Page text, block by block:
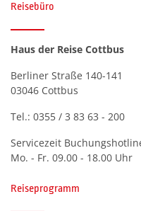
Reisebüro
Haus der Reise Cottbus
Berliner Straße 140-141
03046 Cottbus
Tel.: 0355 / 3 83 63 - 200
Servicezeit
Mo. - Fr. 09.00 - 18.00 Uhr
Reiseprogramm